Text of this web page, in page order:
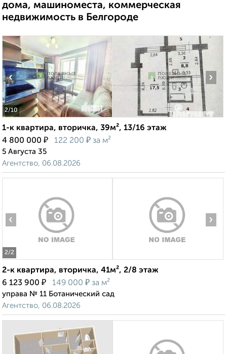
дома, машиноместа, коммерческая
недвижимость в Белгороде
2/10
‹ ›
1-к квартира, вторичка, 39м², 13/16 этаж
4 800 000 ₽ 122 200 ₽ за м²
5 Августа 35
Агентство, 06.08.2026
2/2
‹ ›
2-к квартира, вторичка, 41м², 2/8 этаж
6 123 900 ₽ 149 000 ₽ за м²
управа № 11 Ботанический сад
Агентство, 06.08.2026